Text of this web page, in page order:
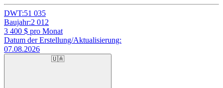
DWT:51 035
Baujahr:2 012
3 400 $ pro Monat
Datum der Erstellung/Aktualisierung:
07.08.2026
🇺🇦